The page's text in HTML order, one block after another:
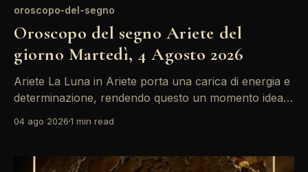
oroscopo-del-segno
Oroscopo del segno Ariete del
giorno Martedì, 4 Agosto 2026
Ariete La Luna in Ariete porta una carica di energia e
determinazione, rendendo questo un momento ideale
e Luna amplifica la tua intuizione, permettendoti di
Sfrutta questa vitalità per dare una spinta ai tuoi
04 ago 20261 min read